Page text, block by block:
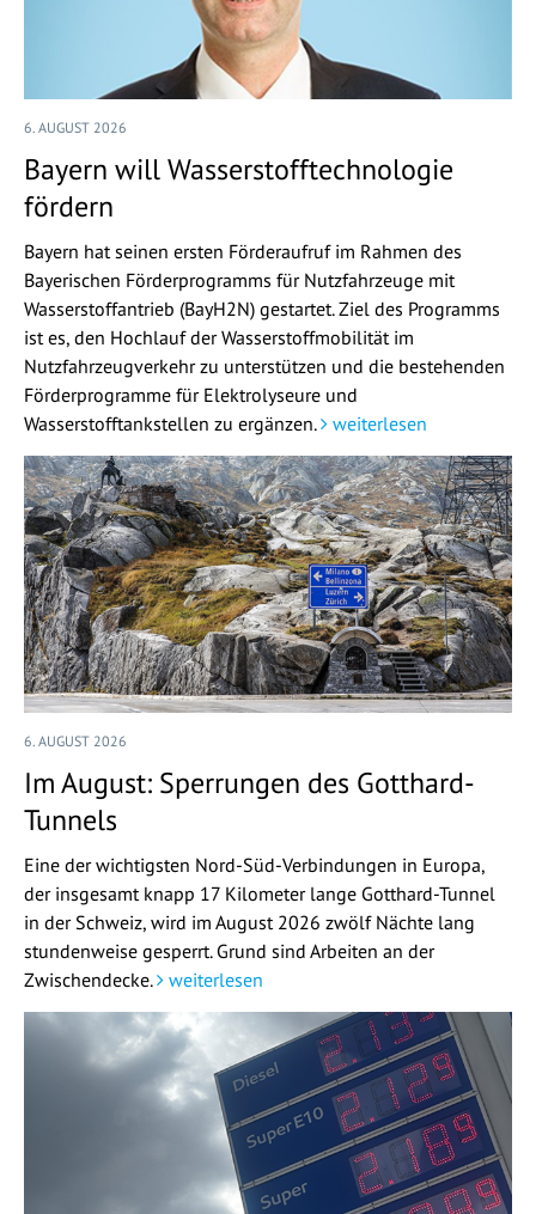
6. AUGUST 2026
Bayern will Wasserstofftechnologie
fördern
Bayern hat seinen ersten Förderaufruf im Rahmen des
Bayerischen Förderprogramms für Nutzfahrzeuge mit
Wasserstoffantrieb (BayH2N) gestartet. Ziel des Programms
ist es, den Hochlauf der Wasserstoffmobilität im
Nutzfahrzeugverkehr zu unterstützen und die bestehenden
Förderprogramme für Elektrolyseure und
Wasserstofftankstellen zu ergänzen.
weiterlesen
6. AUGUST 2026
Im August: Sperrungen des Gotthard-
Tunnels
Eine der wichtigsten Nord-Süd-Verbindungen in Europa,
der insgesamt knapp 17 Kilometer lange Gotthard-Tunnel
in der Schweiz, wird im August 2026 zwölf Nächte lang
stundenweise gesperrt. Grund sind Arbeiten an der
Zwischendecke.
weiterlesen